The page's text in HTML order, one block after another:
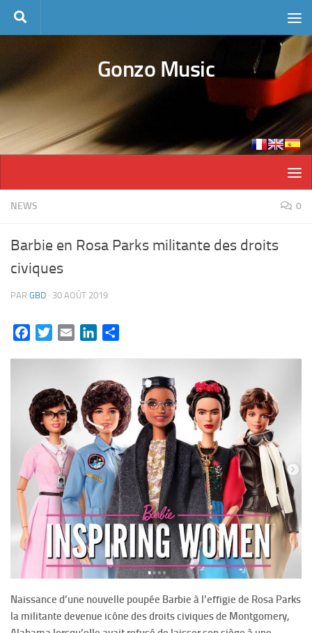
Skip to content
Gonzo Music
NEWS 0
Barbie en Rosa Parks militante des droits
civiques
PAR GBD · 30 AOÛT 2019
FacebookTwitterEmail LinkedIn
Naissance d’une nouvelle poupée Barbie à l’effigie de Rosa Parks
la militante devenue icône des droits civiques de Montgomery,